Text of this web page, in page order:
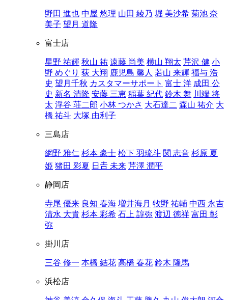
野田 進也 中屋 悠理 山田 綾乃 堀 美沙希 菊池 奈
美子 望月 道隆
富士店
星野 祐輝 秋山 祐 遠藤 尚美 横山 翔太 芹沢 健 小
野 めぐり 荻 大翔 鹿児島 馨人 若山 来輝 福与 浩
史 望月千秋 カスタマーサポート 富士 洋 成田 公
史 新名 清隆 安藤 三恵 稲葉 紀代 鈴木 舞 川端 将
太 浮谷 荘二郎 小林 つかさ 大石達二 森山 祐介 大
橋 祐斗 大塚 由利子
三島店
網野 雅仁 杉本 豪士 松下 羽琉斗 関 志音 杉原 夏
姫 猪田 彩夏 日𠮷 未来 芹澤 潤平
静岡店
寺尾 優来 良知 春海 増井海月 牧野 祐輔 中西 永吉
清水 大貴 杉本 彩希 石上 諄弥 渡辺 徳祥 富田 彰
弥
掛川店
三谷 修一 本橋 結花 高橋 春花 鈴木 隆馬
浜松店